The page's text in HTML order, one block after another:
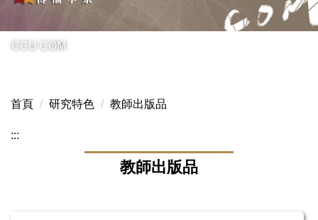
區
CCU COM
首頁 研究特色 教師出版品
:::
教師出版品